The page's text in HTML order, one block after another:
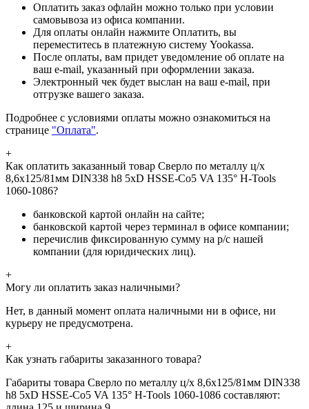
Оплатить заказ офлайн можно только при условии
самовывоза из офиса компании.
Для оплаты онлайн нажмите Оплатить, вы
переместитесь в платежную систему Yookassa.
После оплаты, вам придет уведомление об оплате на
ваш e-mail, указанный при оформлении заказа.
Электронный чек будет выслан на ваш e-mail, при
отгрузке вашего заказа.
Подробнее с условиями оплаты можно ознакомиться на
странице "Оплата".
+
Как оплатить заказанный товар Сверло по металлу ц/х
8,6x125/81мм DIN338 h8 5xD HSSE-Co5 VA 135° H-Tools
1060-1086?
банковской картой онлайн на сайте;
банковской картой через терминал в офисе компании;
перечислив фиксированную сумму на р/с нашей
компании (для юридических лиц).
+
Могу ли оплатить заказ наличными?
Нет, в данный момент оплата наличными ни в офисе, ни
курьеру не предусмотрена.
+
Как узнать габариты заказанного товара?
Габариты товара Сверло по металлу ц/х 8,6x125/81мм DIN338
h8 5xD HSSE-Co5 VA 135° H-Tools 1060-1086 составляют: